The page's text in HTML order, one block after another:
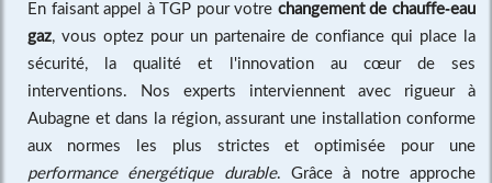
En faisant appel à TGP pour votre changement de chauffe-eau
gaz, vous optez pour un partenaire de confiance qui place la
sécurité, la qualité et l'innovation au cœur de ses
interventions. Nos experts interviennent avec rigueur à
Aubagne et dans la région, assurant une installation conforme
aux normes les plus strictes et optimisée pour une
performance énergétique durable. Grâce à notre approche